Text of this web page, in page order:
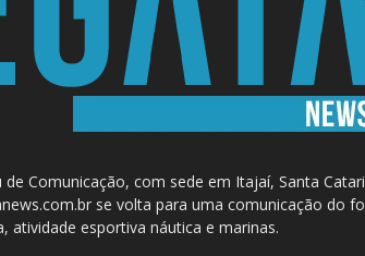
Comunicação, com sede em Itajaí, Santa
se volta para uma comunicação do
atividade esportiva náutica e marinas.